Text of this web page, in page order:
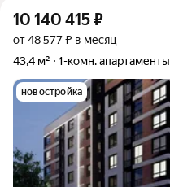
10 140 415₽
от 48 577 ₽ в месяц
43,4 м²
1-комн. апартаменты
новостройка